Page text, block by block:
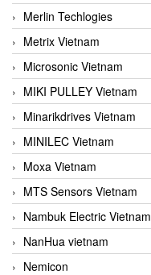
Merlin Techlogies
Metrix Vietnam
Microsonic Vietnam
MIKI PULLEY Vietnam
Minarikdrives Vietnam
MINILEC Vietnam
Moxa Vietnam
MTS Sensors Vietnam
Nambuk Electric Vietnam
NanHua vietnam
Nemicon